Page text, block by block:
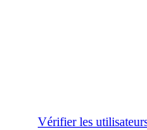
Vérifier les